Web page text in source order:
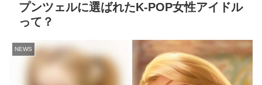
プンツェルに選ばれたK-POP女性アイドル
って？
NEWS